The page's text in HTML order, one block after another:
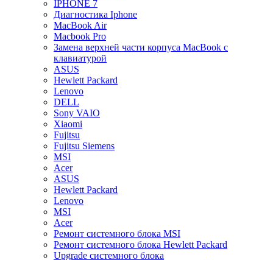
IPHONE 7
Диагностика Iphone
MacBook Air
Macbook Pro
Замена верхней части корпуса MacBook с
клавиатурой
ASUS
Hewlett Packard
Lenovo
DELL
Sony VAIO
Xiaomi
Fujitsu
Fujitsu Siemens
MSI
Acer
ASUS
Hewlett Packard
Lenovo
MSI
Acer
Ремонт системного блока MSI
Ремонт системного блока Hewlett Packard
Upgrade системного блока